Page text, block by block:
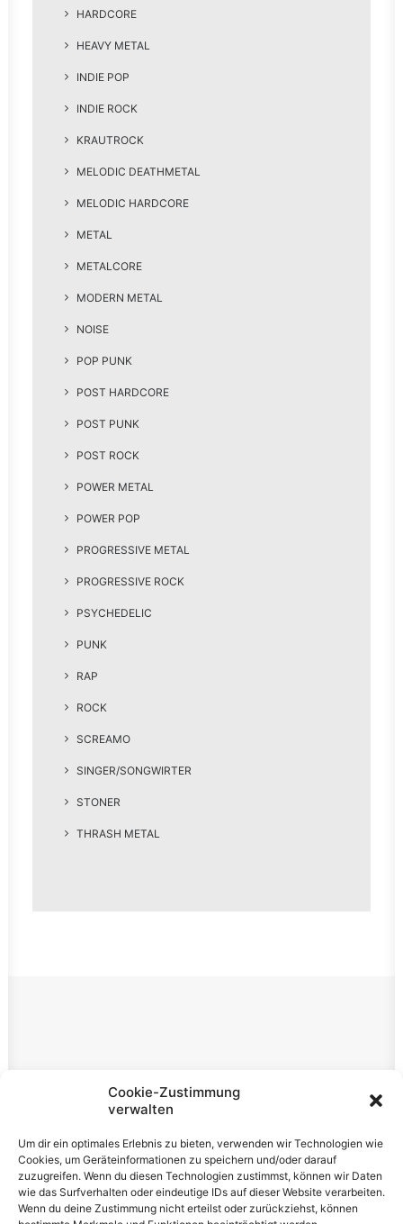
Cookie-Zustimmung
verwalten
Um dir ein optimales Erlebnis zu bieten, verwenden wir Technologien wie
Cookies, um Geräteinformationen zu speichern und/oder darauf
zuzugreifen. Wenn du diesen Technologien zustimmst, können wir Daten
wie das Surfverhalten oder eindeutige IDs auf dieser Website verarbeiten.
Wenn du deine Zustimmung nicht erteilst oder zurückziehst, können
HARDCORE
HEAVY METAL
INDIE POP
INDIE ROCK
KRAUTROCK
MELODIC DEATHMETAL
MELODIC HARDCORE
METAL
METALCORE
MODERN METAL
NOISE
POP PUNK
POST HARDCORE
POST PUNK
POST ROCK
POWER METAL
POWER POP
PROGRESSIVE METAL
PROGRESSIVE ROCK
PSYCHEDELIC
PUNK
RAP
ROCK
SCREAMO
SINGER/SONGWIRTER
STONER
THRASH METAL
Rechtliches
Datenschutzerklärung
Cookie-Richtlinie (EU)